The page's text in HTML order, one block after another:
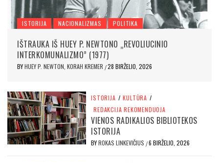
ISTORIJA NACIONALIZMAS POLITIKA
IŠTRAUKA IŠ HUEY P. NEWTONO „REVOLIUCINIO
INTERKOMUNALIZMO” (1977)
BYHUEY P. NEWTON, KORAH KREMER /28 BIRŽELIO, 2026
ISTORIJA / KULTŪRA /
REDAKCIJA REKOMENDUOJA
VIENOS RADIKALIOS BIBLIOTEKOS
ISTORIJA
BYROKAS LINKEVIČIUS /6 BIRŽELIO, 2026